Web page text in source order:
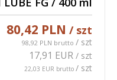
80,42 PLN/ szt
98,92 PLN brutto/ szt
17,91 EUR/ szt
22,03 EUR brutto/ szt